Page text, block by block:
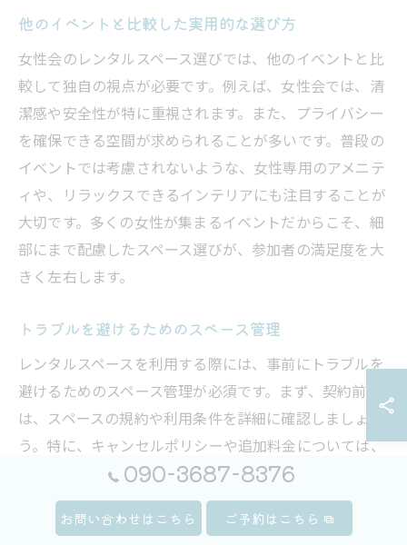
他のイベントと比較した実用的な選び方
女性会のレンタルスペース選びでは、他のイベントと比
較して独自の視点が必要です。例えば、女性会では、清
潔感や安全性が特に重視されます。また、プライバシー
を確保できる空間が求められることが多いです。普段の
イベントでは考慮されないような、女性専用のアメニテ
ィや、リラックスできるインテリアにも注目することが
大切です。多くの女性が集まるイベントだからこそ、細
部にまで配慮したスペース選びが、参加者の満足度を大
きく左右します。
トラブルを避けるためのスペース管理
レンタルスペースを利用する際には、事前にトラブルを
避けるためのスペース管理が必須です。まず、契約前に
は、スペースの規約や利用条件を詳細に確認しましょ
う。特に、キャンセルポリシーや追加料金については、
しっかりと理解しておくことが重要です。また、当日
は、到着時に設備や備品の状態を確認し、問題があれば
速やかに報告することで、後々のトラブルを回避できま
090-3687-8376
お問い合わせはこちら ご予約はこちら